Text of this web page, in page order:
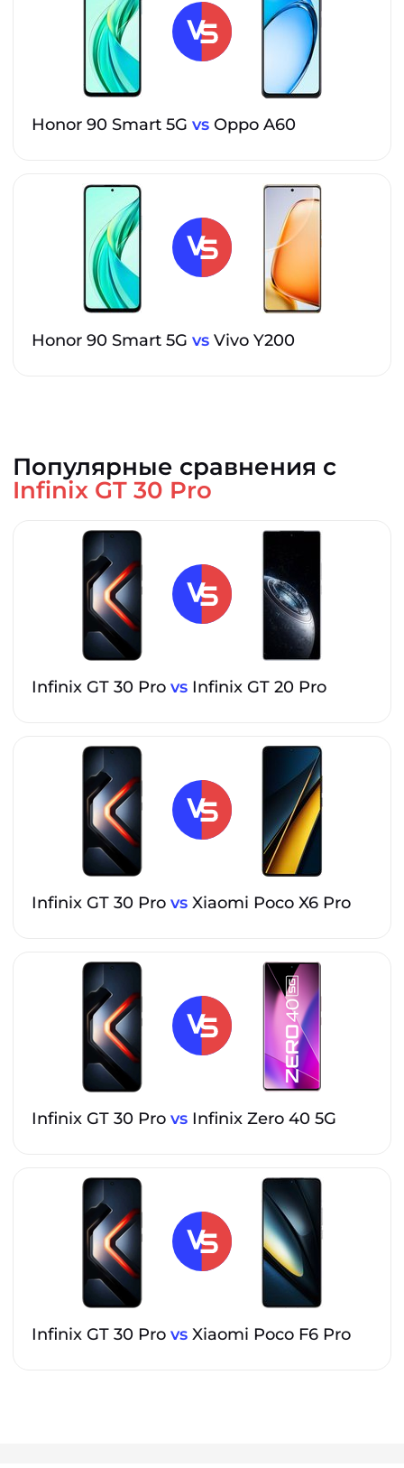
Honor 90 Smart 5G vs Oppo A60
Honor 90 Smart 5G vs Vivo Y200
Популярные сравнения с
Infinix GT 30 Pro
Infinix GT 30 Pro vs Infinix GT 20 Pro
Infinix GT 30 Pro vs Xiaomi Poco X6 Pro
Infinix GT 30 Pro vs Infinix Zero 40 5G
Infinix GT 30 Pro vs Xiaomi Poco F6 Pro